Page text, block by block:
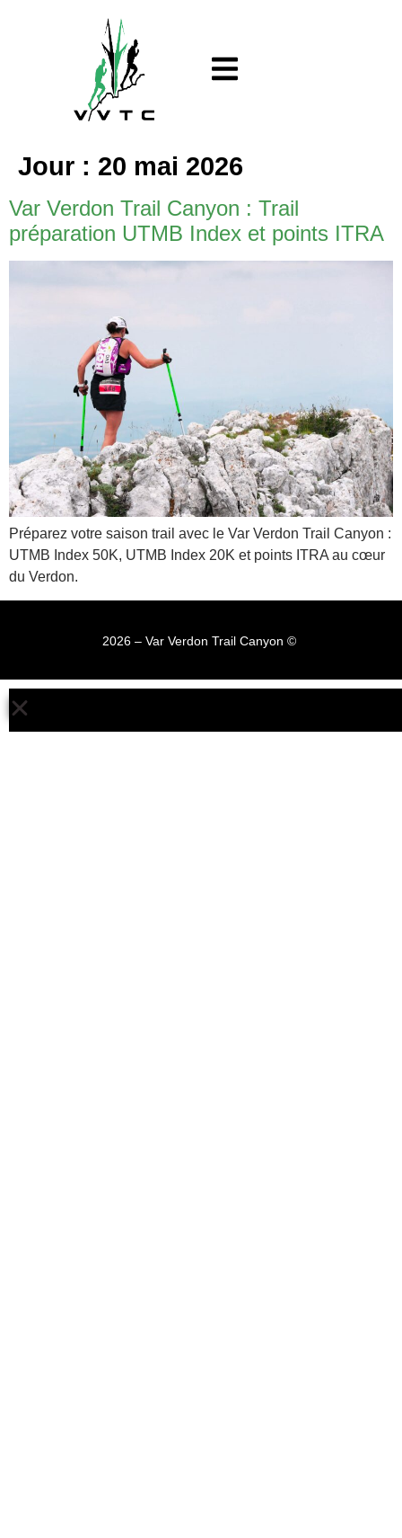
Jour : 20 mai 2026
Var Verdon Trail Canyon : Trail
préparation UTMB Index et points ITRA
Préparez votre saison trail avec le Var Verdon Trail Canyon :
UTMB Index 50K, UTMB Index 20K et points ITRA au cœur
du Verdon.
2026 – Var Verdon Trail Canyon © ​